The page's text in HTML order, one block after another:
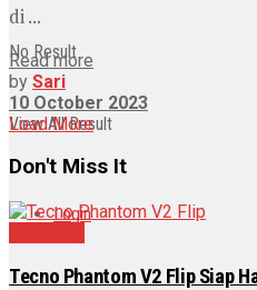
No Result
View All Result
Login
di ...
Read more
by Sari
10 October 2023
Load More
Don't Miss It
Tecno Phantom V2 Flip Siap